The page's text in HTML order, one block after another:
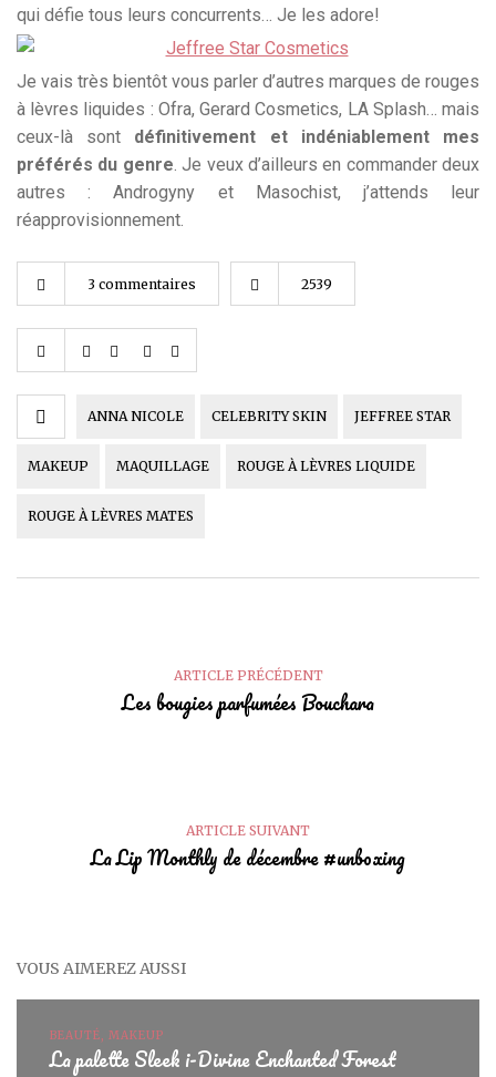
qui défie tous leurs concurrents… Je les adore!
Je vais très bientôt vous parler d’autres marques de rouges
à lèvres liquides : Ofra, Gerard Cosmetics, LA Splash… mais
ceux-là sont définitivement et indéniablement mes
préférés du genre. Je veux d’ailleurs en commander deux
autres : Androgyny et Masochist, j’attends leur
réapprovisionnement.
3 commentaires 2539
ANNA NICOLE CELEBRITY SKIN JEFFREE STAR
MAKEUP MAQUILLAGE ROUGE À LÈVRES LIQUIDE
ROUGE À LÈVRES MATES
ARTICLE PRÉCÉDENT
Les bougies parfumées Bouchara
ARTICLE SUIVANT
La Lip Monthly de décembre #unboxing
VOUS AIMEREZ AUSSI
BEAUTÉ, MAKEUP
La palette Sleek i-Divine Enchanted Forest